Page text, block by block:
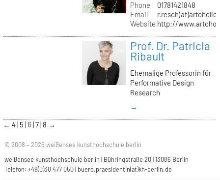
Phone
01781421848
Email
Website http://
Prof. Dr. Patricia
Ribault
Ehemalige Professorin für
Performative Design
Research
→
← 4 5 6 7 8 →
© 2008 – 2026 weißensee kunsthochschule berlin
weißensee kunsthochschule berlin | Bühringstraße 20 | 13086 Berlin
Telefon: +49(0)30 477 050 | buero.praesidentin(at)kh-berlin.de